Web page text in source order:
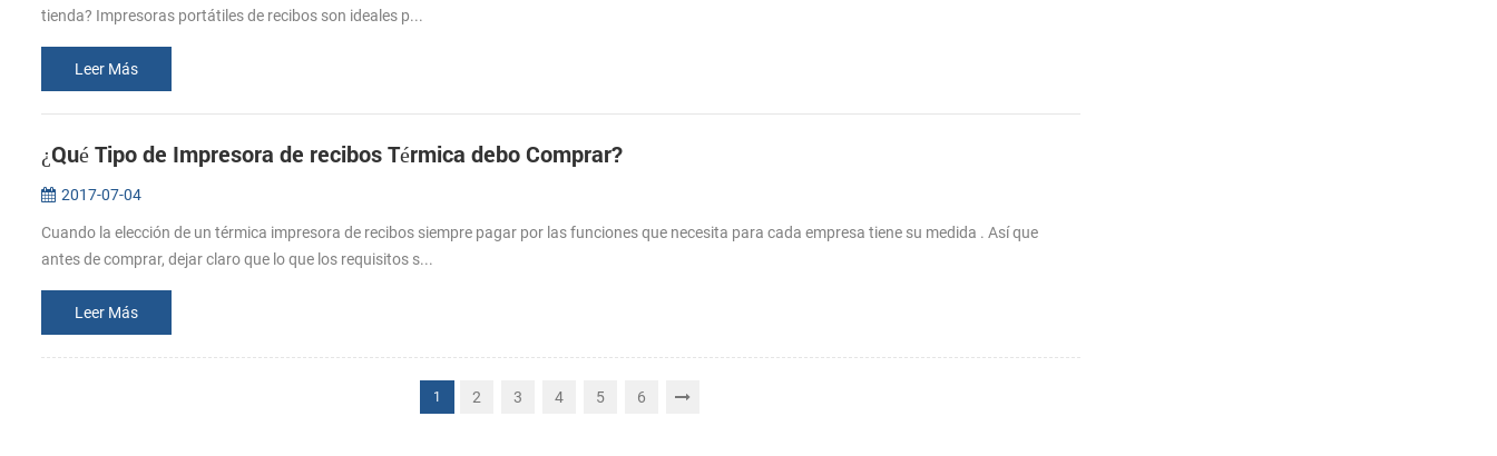
tienda? Impresoras portátiles de recibos son ideales p...
Leer Más
¿Qué Tipo de Impresora de recibos Térmica debo Comprar?
2017-07-04
Cuando la elección de un térmica impresora de recibos siempre pagar por las funciones que necesita para cada empresa tiene su medida . Así que
antes de comprar, dejar claro que lo que los requisitos s...
Leer Más
1 2 3 4 5 6